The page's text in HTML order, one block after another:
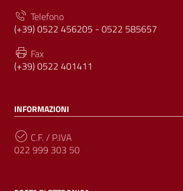
Telefono
(+39) 0522 456205 - 0522 585657
Fax
(+39) 0522 401411
INFORMAZIONI
C.F. / P.IVA
022 999 303 50